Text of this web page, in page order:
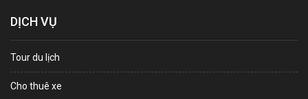
DỊCH VỤ
Tour du lịch
Cho thuê xe